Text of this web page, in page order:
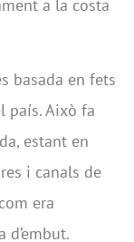
a la costa
basada en fets
país. Això fa
estant en
i canals de
era